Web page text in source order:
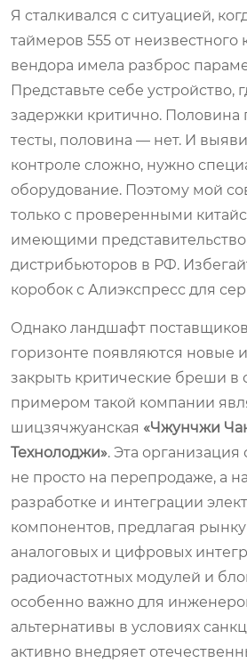
Я сталкивался с ситуацией,
таймеров 555 от неизвестного
вендора имела разброс
Представьте себе устройство,
задержки критично. Половина
тесты, половина — нет. И
контроле сложно, нужно
оборудование. Поэтому мой
только с проверенными
имеющими
дистрибьюторов в РФ.
коробок с Алиэкспресс для
Однако ландшафт
горизонте появляются новые
закрыть критические бреши
примером такой компании
шицзячжуанская «Чжунчжи
Технолоджи». Эта
не просто на перепродаже, а
разработке и интеграции
компонентов, предлагая
аналоговых и цифровых
радиочастотных модулей и
особенно важно для
альтернативы в условиях
активно внедряет